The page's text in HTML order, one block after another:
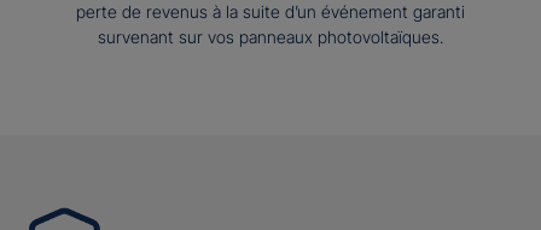
perte de revenus à la suite d’un événement garanti
survenant sur vos panneaux photovoltaïques.